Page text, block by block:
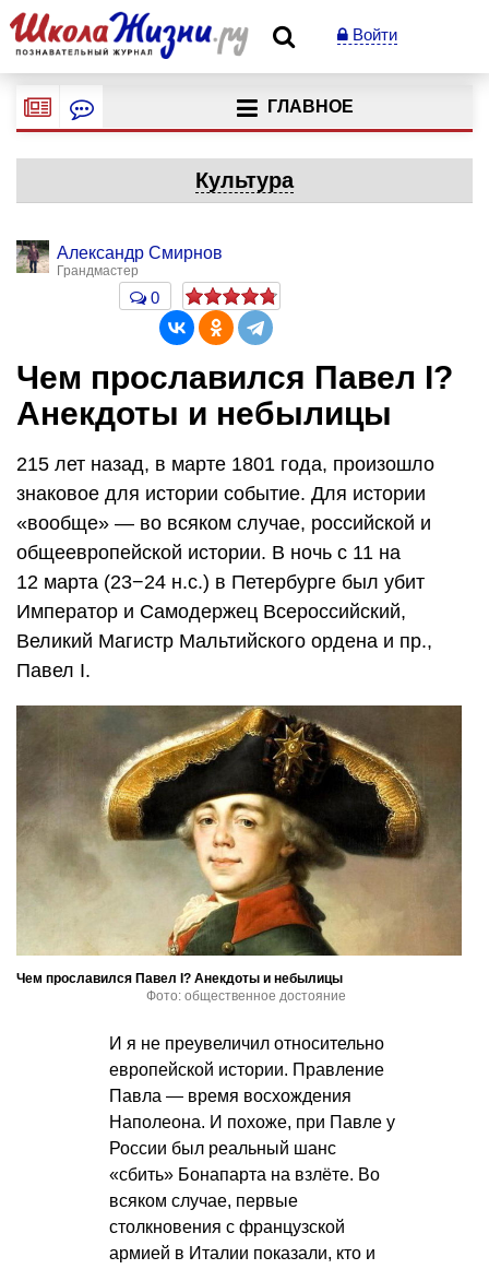
Войти
ГЛАВНОЕ
Культура
Александр Смирнов
Грандмастер
0
Чем прославился Павел I?
Анекдоты и небылицы
215 лет назад, в марте 1801 года, произошло
знаковое для истории событие. Для истории
«вообще» — во всяком случае, российской и
общеевропейской истории. В ночь с 11 на
12 марта (23−24 н.с.) в Петербурге был убит
Император и Самодержец Всероссийский,
Великий Магистр Мальтийского ордена и пр.,
Павел I.
Чем прославился Павел I? Анекдоты и небылицы
Фото: общественное достояние
И я не преувеличил относительно
европейской истории. Правление
Павла — время восхождения
Наполеона. И похоже, при Павле у
России был реальный шанс
«сбить» Бонапарта на взлёте. Во
всяком случае, первые
столкновения с французской
армией в Италии показали, кто и